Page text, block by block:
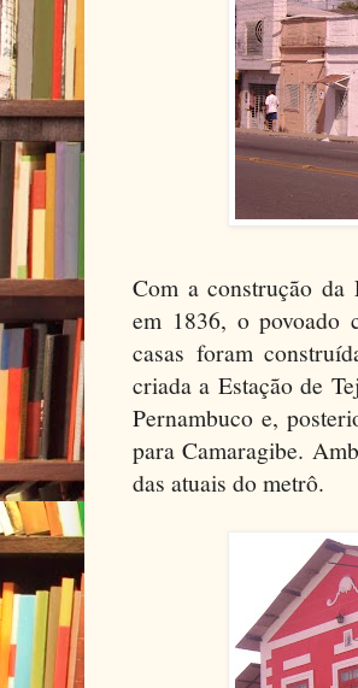
Com a construção da
em 1836, o povoado
casas foram
criada a Estação de
Pernambuco e,
para Camaragibe.
das atuais do metrô.